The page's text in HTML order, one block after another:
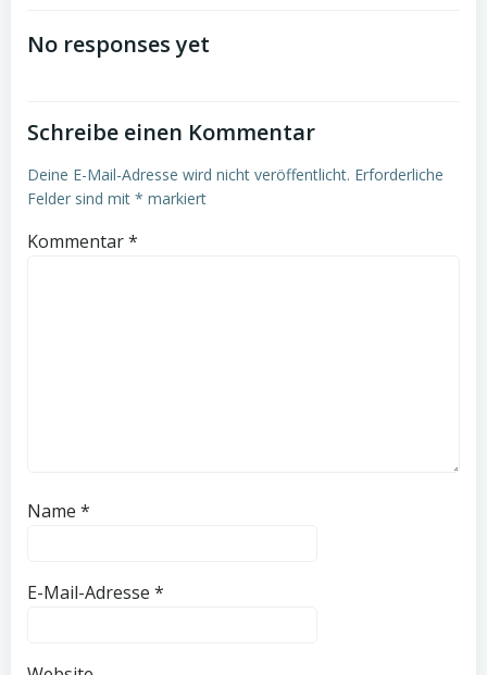
navigation
No responses yet
Schreibe einen Kommentar
Deine E-Mail-Adresse wird nicht veröffentlicht. Erforderliche
Felder sind mit * markiert
Kommentar*
Name *
E-Mail-Adresse *